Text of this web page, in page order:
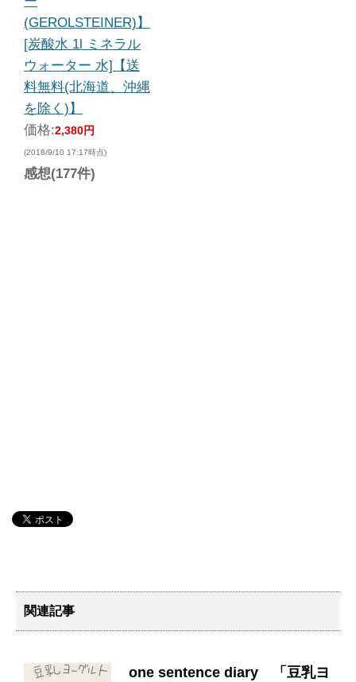
(GEROLSTEINER)】
[炭酸水 1l ミネラル
ウォーター 水]【送
料無料(北海道、沖縄
を除く)】
価格:2,380円
(2018/9/10 17:17時点)
感想(177件)
関連記事
one sentence diary 「豆乳ヨ